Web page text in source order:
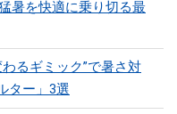
暑を快適に乗り切る最
るギミック”で暑さ対
ター」3選